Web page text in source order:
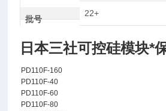
批号
22+
日本三社可控硅模块*
PD110F-160
PD110F-40
PD110F-60
PD110F-80